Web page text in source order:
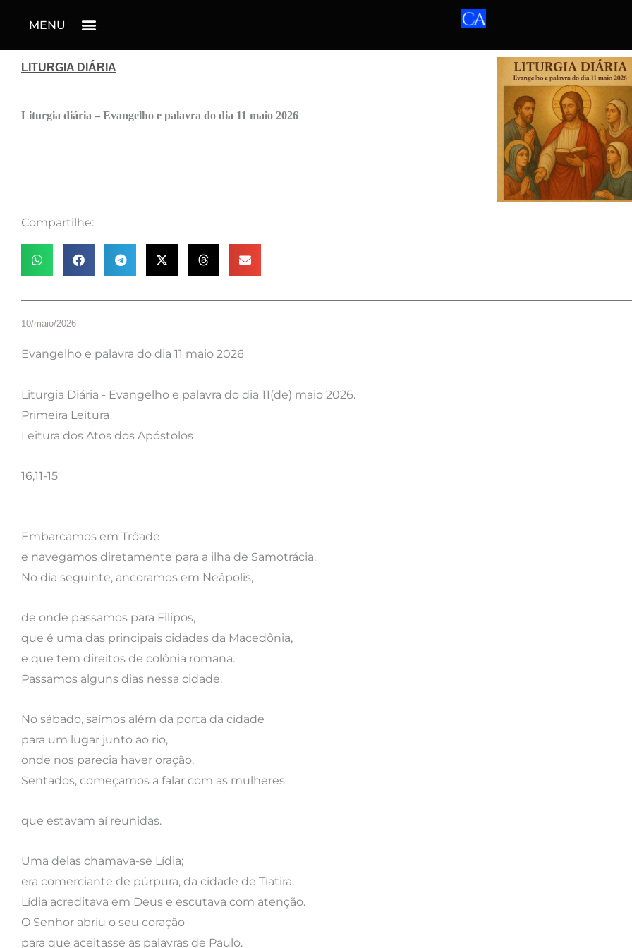
MENU
LITURGIA DIÁRIA
Liturgia diária – Evangelho e palavra do dia 11 maio 2026
Compartilhe:
10/maio/2026
Evangelho e palavra do dia 11 maio 2026
Liturgia Diária - Evangelho e palavra do dia 11(de) maio 2026.
Primeira Leitura
Leitura dos Atos dos Apóstolos
16,11-15
Embarcamos em Trôade
e navegamos diretamente para a ilha de Samotrácia.
No dia seguinte, ancoramos em Neápolis,
de onde passamos para Filipos,
que é uma das principais cidades da Macedônia,
e que tem direitos de colônia romana.
Passamos alguns dias nessa cidade.
No sábado, saímos além da porta da cidade
para um lugar junto ao rio,
onde nos parecia haver oração.
Sentados, começamos a falar com as mulheres
que estavam aí reunidas.
Uma delas chamava-se Lídia;
era comerciante de púrpura, da cidade de Tiatira.
Lídia acreditava em Deus e escutava com atenção.
O Senhor abriu o seu coração
para que aceitasse as palavras de Paulo.